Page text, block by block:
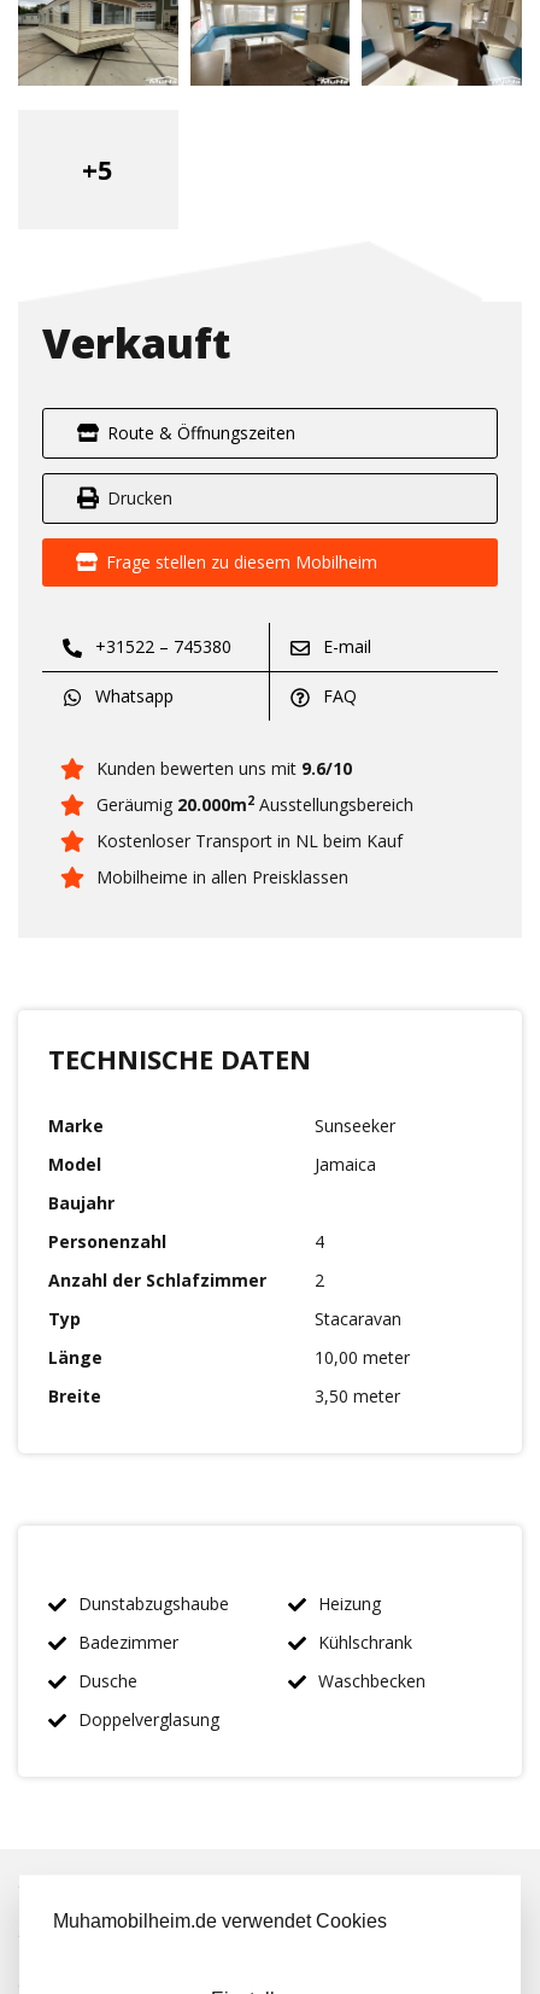
+5
Verkauft
Route & Öffnungszeiten
Drucken
Frage stellen zu diesem Mobilheim
+31522 – 745380 E-mail
Whatsapp FAQ
Kunden bewerten uns mit 9.6/10
Geräumig 20.000m2 Ausstellungsbereich
Kostenloser Transport in NL beim Kauf
Mobilheime in allen Preisklassen
TECHNISCHE DATEN
Marke
Sunseeker
Model
Jamaica
Baujahr
Personenzahl
4
Anzahl der Schlafzimmer
2
Typ
Stacaravan
Länge
10,00 meter
Breite
3,50 meter
Dunstabzugshaube
Badezimmer
Dusche
Doppelverglasung
Heizung
Kühlschrank
Waschbecken
KUNDEN BEWERTEN UNS MIT A 9.6/10
Muhamobilheim.de verwendet Cookies